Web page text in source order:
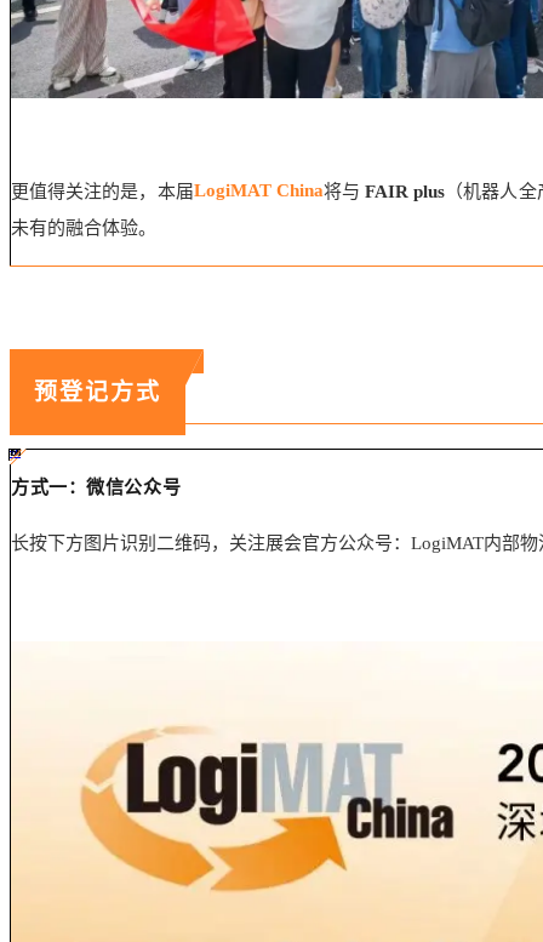
更值得关注的是，本届LogiMAT China将与FAIR plus （机器人
未有的融合体验。
预登记方式
#ff8124 #2ab692
#2ab692 #
ff8124;box-sizing:border-box;">
方式一：微信公众号
长按下方图片识别二维码，关注展会官方公众号：LogiMAT内部